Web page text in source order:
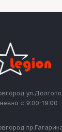
с 9:00-19:00